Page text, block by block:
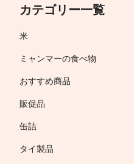
カテゴリー一覧
米
ミャンマーの食べ物
おすすめ商品
販促品
缶詰
タイ製品